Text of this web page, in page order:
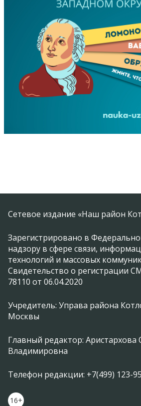
Сетевое издание «Наш район
Зарегистрировано в
надзору в сфере связи,
технологий и массовых
Свидетельство о регистрации
78110 от 06.04.2020
Учредитель: Управа района
Москвы
Главный редактор: Аристархова
Владимировна
Телефон редакции: +7(499) 123-
16+